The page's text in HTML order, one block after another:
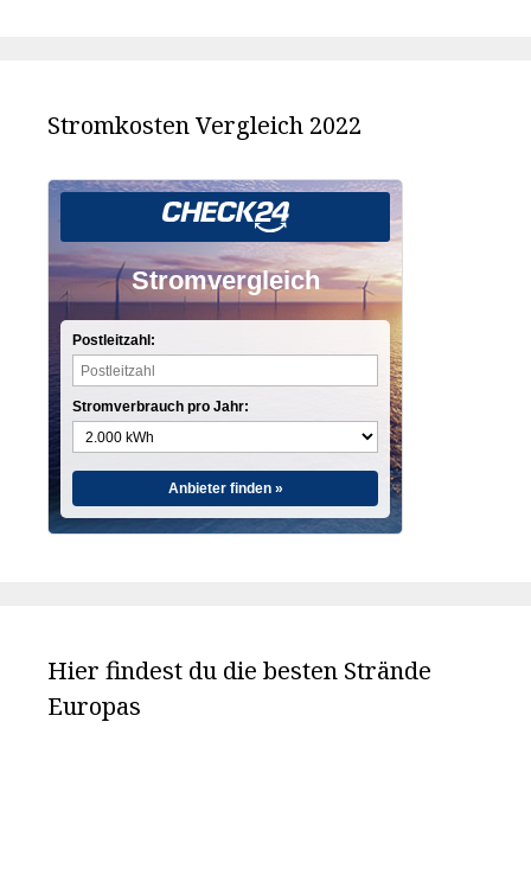
Stromkosten Vergleich 2022
Stromvergleich
Postleitzahl:
Stromverbrauch pro Jahr:
Anbieter finden »
Hier findest du die besten Strände
Europas